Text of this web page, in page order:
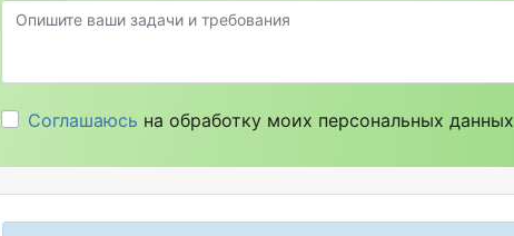
Соглашаюсь на обработку моих персональных данных